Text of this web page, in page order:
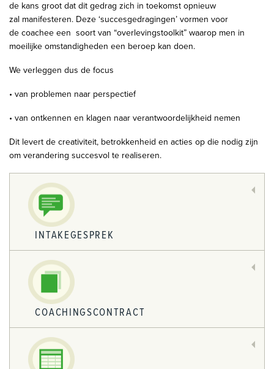
de kans groot dat dit gedrag zich in toekomst opnieuw
zal manifesteren. Deze ‘succesgedragingen’ vormen voor
de coachee een soort van “overlevingstoolkit” waarop men in
moeilijke omstandigheden een beroep kan doen.
We verleggen dus de focus
• van problemen naar perspectief
• van ontkennen en klagen naar verantwoordelijkheid nemen
Dit levert de creativiteit, betrokkenheid en acties op die nodig zijn
om verandering succesvol te realiseren.
INTAKEGESPREK
COACHINGSCONTRACT